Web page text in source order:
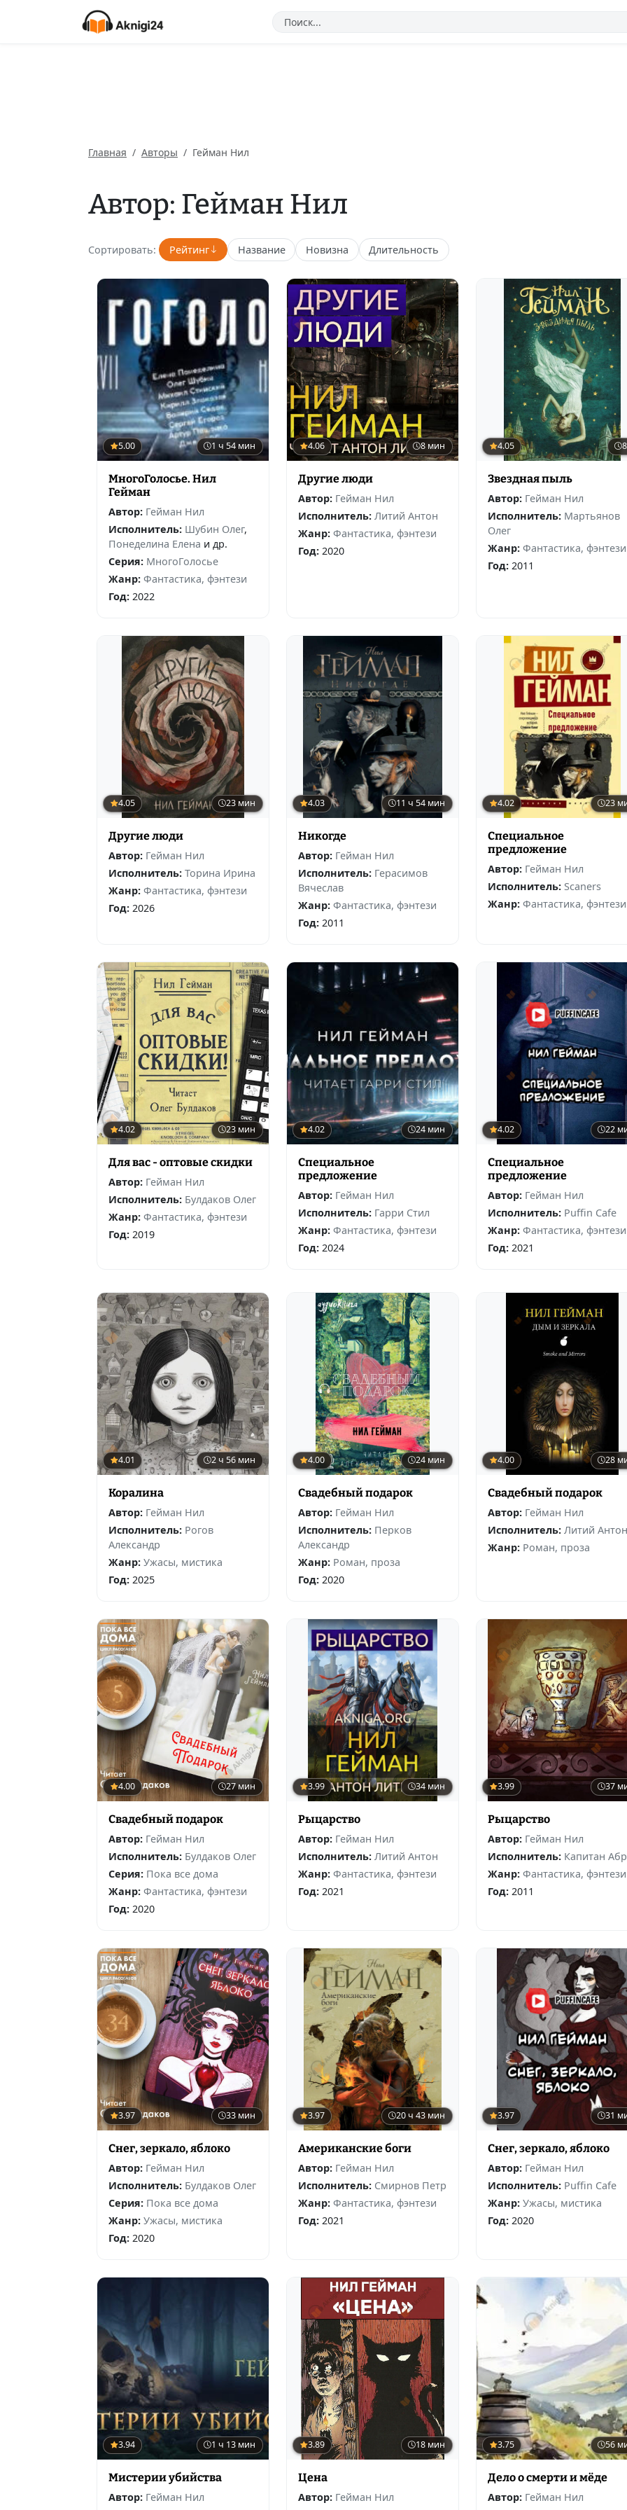
Главная Авторы Гейман Нил
Автор: Гейман Нил
Сортировать: Рейтинг Название Новизна Длительность
5.00 1 ч 54 мин
МногоГолосье. Нил
Гейман
Автор: Гейман Нил
Исполнитель: Шубин Олег,
Понеделина Елена и др.
Серия: МногоГолосье
Жанр: Фантастика, фэнтези
Год: 2022
4.06 8 мин
Другие люди
Автор: Гейман Нил
Исполнитель: Литий Антон
Жанр: Фантастика, фэнтези
Год:2020
4.05
Звездная пыль
Автор: Гейман Нил
Исполнитель: Мартьянов
Олег
Жанр: Фантастика, фэнтези
Год:2011
4.05 23 мин
Другие люди
Автор: Гейман Нил
Исполнитель: Торина Ирина
Жанр: Фантастика, фэнтези
Год: 2026
4.03 11 ч 54 мин
Никогде
Автор: Гейман Нил
Исполнитель: Герасимов
Вячеслав
Жанр: Фантастика, фэнтези
Год:2011
4.02 23
Специальное
предложение
Автор: Гейман Нил
Исполнитель: Scaners
Жанр: Фантастика, фэнтези
4.02 23 мин
Для вас - оптовые скидки
Автор: Гейман Нил
Исполнитель: Булдаков Олег
Жанр: Фантастика, фэнтези
Год: 2019
4.02 24 мин
Специальное
предложение
Автор: Гейман Нил
Исполнитель: Гарри Стил
Жанр: Фантастика, фэнтези
Год:2024
4.02 22
Специальное
предложение
Автор: Гейман Нил
Исполнитель: Puffin Cafe
Жанр: Фантастика, фэнтези
Год:2021
4.01 2 ч 56 мин
Коралина
Автор: Гейман Нил
Исполнитель: Рогов
Александр
Жанр: Ужасы, мистика
Год: 2025
4.00 24 мин
Свадебный подарок
Автор: Гейман Нил
Исполнитель: Перков
Александр
Жанр: Роман, проза
Год:2020
4.00 28
Свадебный подарок
Автор: Гейман Нил
Исполнитель: Литий Антон
Жанр: Роман, проза
4.00 27 мин
Свадебный подарок
Автор: Гейман Нил
Исполнитель: Булдаков Олег
Серия: Пока все дома
Жанр: Фантастика, фэнтези
Год: 2020
3.99 34 мин
Рыцарство
Автор: Гейман Нил
Исполнитель: Литий Антон
Жанр: Фантастика, фэнтези
Год:2021
3.99 37
Рыцарство
Автор: Гейман Нил
Исполнитель: Капитан Абр
Жанр: Фантастика, фэнтези
Год:2011
3.97 33 мин
Снег, зеркало, яблоко
Автор: Гейман Нил
Исполнитель: Булдаков Олег
Серия: Пока все дома
Жанр: Ужасы, мистика
Год: 2020
3.97 20 ч 43 мин
Американские боги
Автор: Гейман Нил
Исполнитель: Смирнов Петр
Жанр: Фантастика, фэнтези
Год:2021
3.97 31
Снег, зеркало, яблоко
Автор: Гейман Нил
Исполнитель: Puffin Cafe
Жанр: Ужасы, мистика
Год:2020
3.94 1 ч 13 мин
Мистерии убийства
Автор: Гейман Нил
3.89 18 мин
Цена
Автор: Гейман Нил
3.75 56
Дело о смерти и мёде
Автор: Гейман Нил